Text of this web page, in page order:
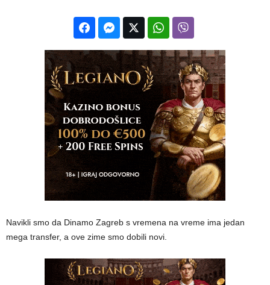
Navikli smo da Dinamo Zagreb s vremena na vreme ima jedan
mega transfer, a ove zime smo dobili novi.